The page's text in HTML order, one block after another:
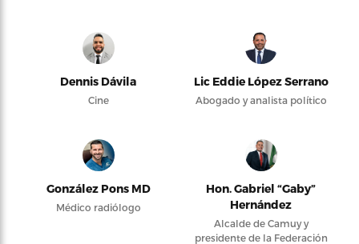
Dennis Dávila
Cine
Lic Eddie López Serrano
Abogado y analista político
González Pons MD
Médico radiólogo
Hon. Gabriel “Gaby”
Hernández
Alcalde de Camuy y
presidente de la Federación